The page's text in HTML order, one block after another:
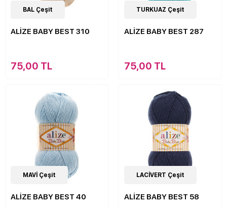
63Çeşit
BAL Çeşit
ALİZE BABY BEST 310
75,00 TL
63Çeşit
TURKUAZ Çeşit
ALİZE BABY BEST 287
75,00 TL
63Çeşit
MAVİ Çeşit
ALİZE BABY BEST 40
63Çeşit
LACİVERT Çeşit
ALİZE BABY BEST 58